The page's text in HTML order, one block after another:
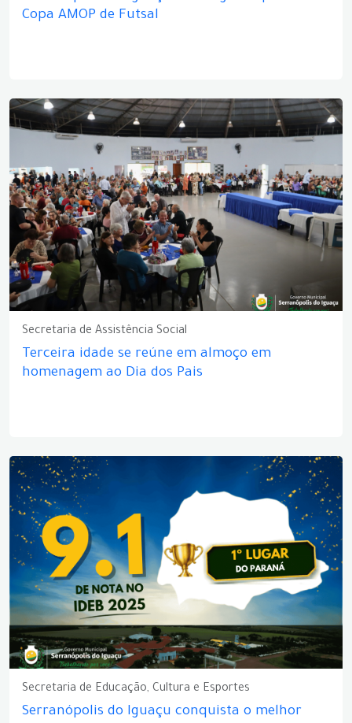
Copa AMOP de Futsal
Secretaria de Assistência Social
Terceira idade se reúne em almoço em
homenagem ao Dia dos Pais
Secretaria de Educação, Cultura e Esportes
Serranópolis do Iguaçu conquista o melhor